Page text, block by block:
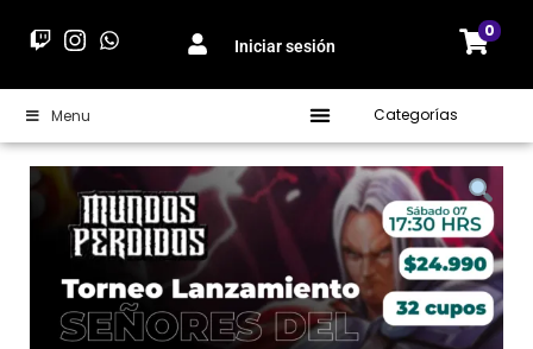
Iniciar sesión
0
Menu Categorías